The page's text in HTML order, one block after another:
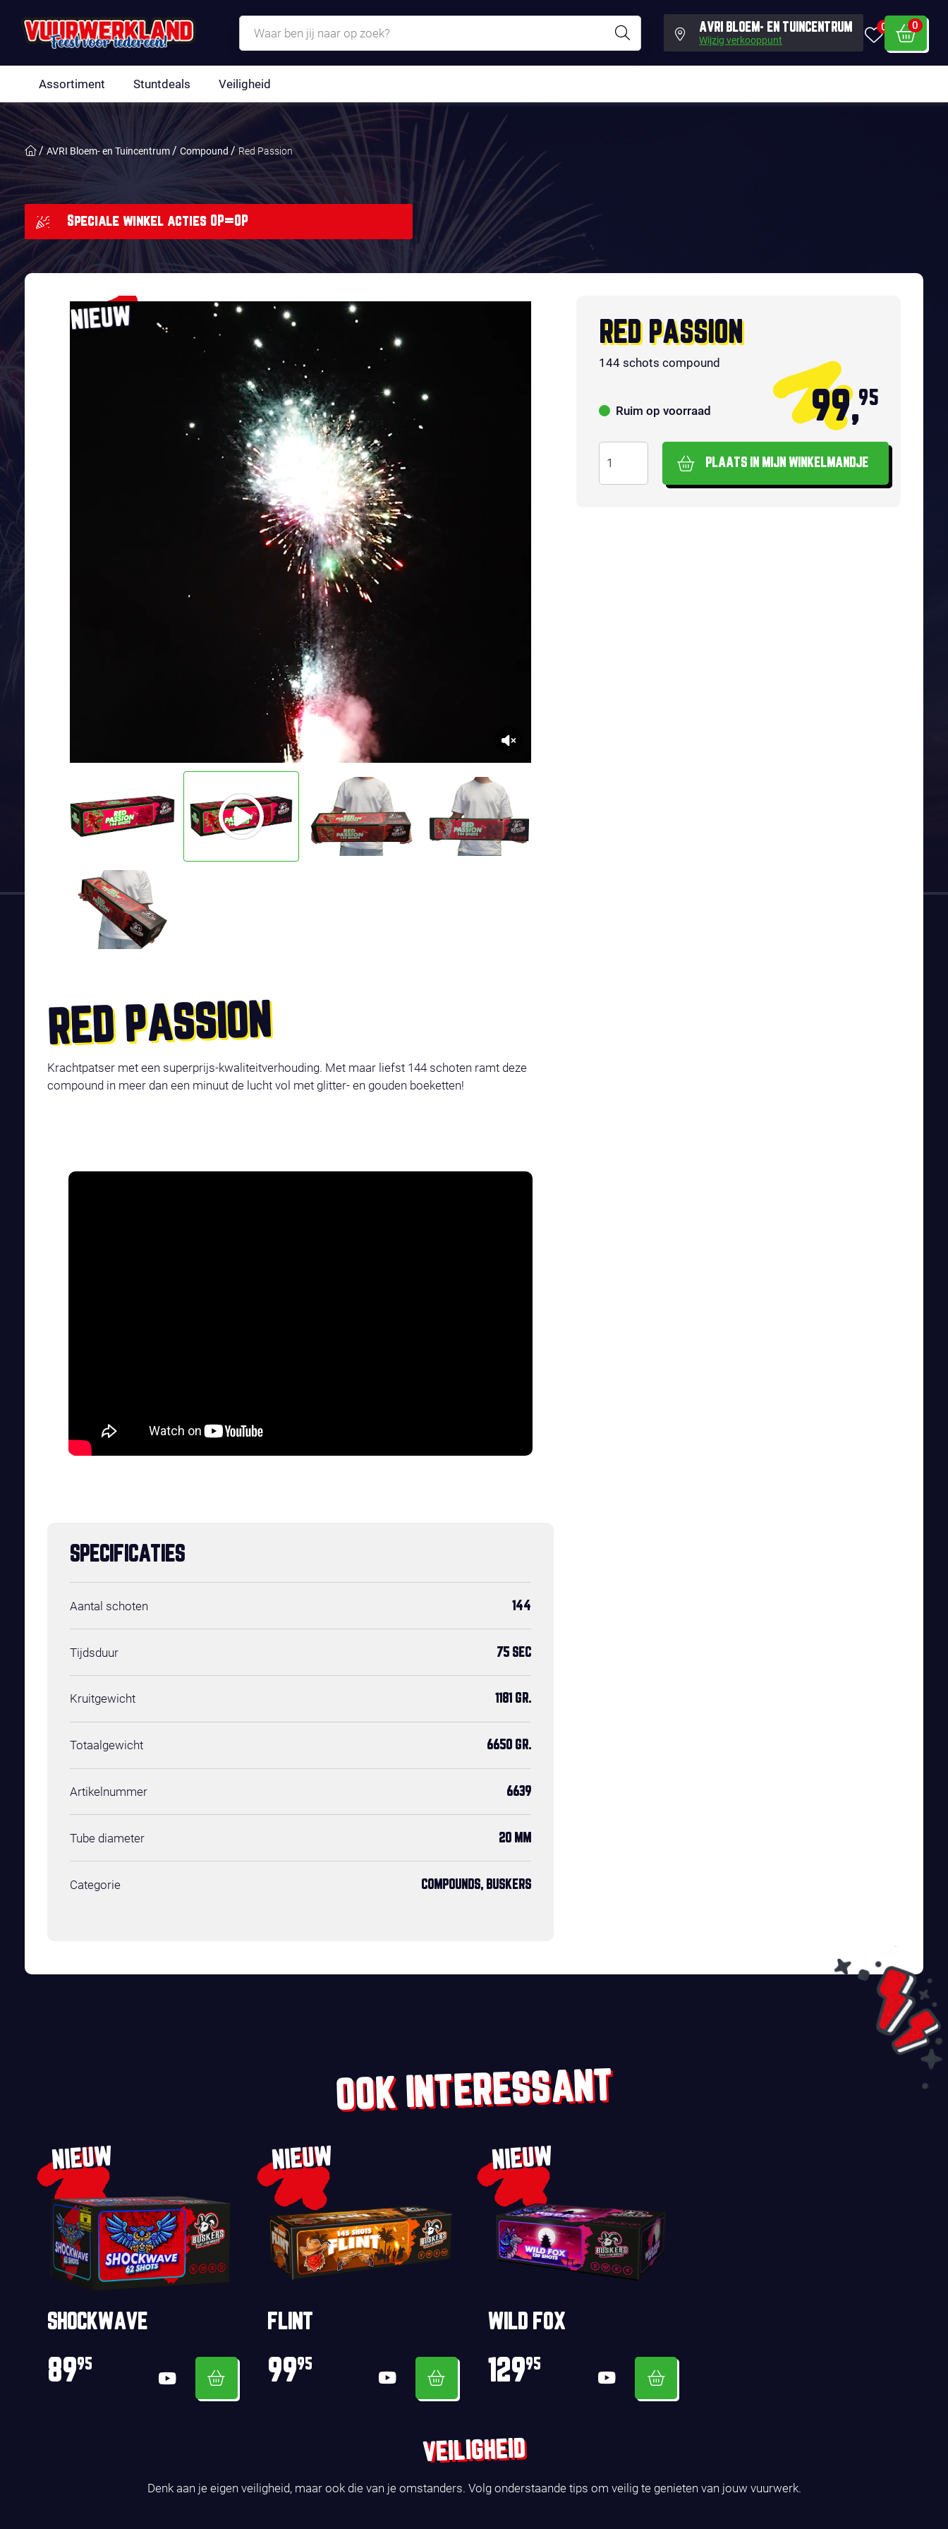
AVRI BLOEM- EN TUINCENTRUM
Wijzig verkooppunt
0 0
Assortiment Stuntdeals Veiligheid
AVRI Bloem- en Tuincentrum Compound Red Passion
Speciale winkel acties OP=OP
NIEUW
RED PASSION
Krachtpatser met een superprijs-kwaliteitverhouding. Met maar liefst 144 schoten ramt deze
compound in meer dan een minuut de lucht vol met glitter- en gouden boeketten!
RED PASSION
144 schots compound
Ruim op voorraad 99,95
PLAATS IN MIJN WINKELMANDJE
SPECIFICATIES
Aantal schoten 144
Tijdsduur 75 SEC
Kruitgewicht 1181 GR.
Totaalgewicht 6650 GR.
Artikelnummer 6639
Tube diameter 20 MM
Categorie COMPOUNDS, BUSKERS
OOK INTERESSANT
NIEUW
SHOCKWAVE
8995
NIEUW
FLINT
9995
NIEUW
WILD FOX
12995
VEILIGHEID
Denk aan je eigen veiligheid, maar ook die van je omstanders. Volg onderstaande tips om veilig te genieten van jouw vuurwerk.